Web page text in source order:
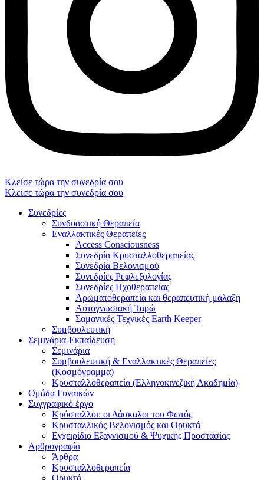
Κλείσε τώρα την συνεδρία σου
Κλείσε τώρα την συνεδρία σου
Συνεδρίες
Συνδυαστική Θεραπεία
Εναλλακτικές Θεραπείες
Access Consciousness
Συνεδρία Κρυσταλλοθεραπείας
Συνεδρία Βελονισμού
Συνεδρίες Ρεφλεξολογίας
Συνεδρίες Ηχοθεραπείας
Αρωματοθεραπεία και θεραπευτική μάλαξη
Αυτογνωσιακή Ταρώ
Σαμανικές Τεχνικές Earth Keeper
Συμβουλευτική
Σεμινάρια-Εκπαίδευση
Σεμινάρια
Συμβουλευτική & Εναλλακτικές Θεραπείες
(Κοσμόγραμμα)
Κρυσταλλοθεραπεία (Ελληνοκινεζική Ακαδημία)
Ομάδα Γυναικών
Συγγραφικό έργο
Κρύσταλλοι: οι Δάσκαλοι του Φωτός
Κρυσταλλικός Βελονισμός και Ορυκτά
Εγχειρίδιο Εξαγνισμού & Ψυχικής Προστασίας
Αρθρογραφία
Άρθρα
Κρυσταλλοθεραπεία
Ορυκτά